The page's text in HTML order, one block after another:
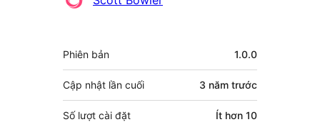
góp
Meta
Phiên bản 1.0.0
Cập nhật lần cuối 3 năm trước
Số lượt cài đặt Ít hơn 10